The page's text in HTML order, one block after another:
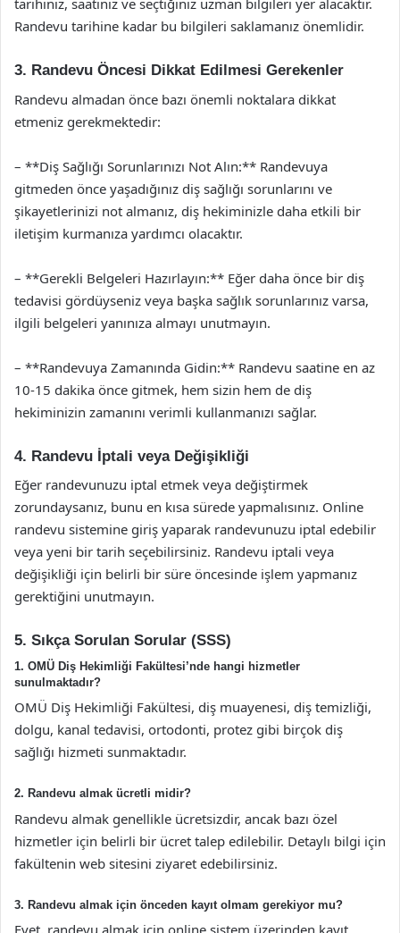
tarihiniz, saatiniz ve seçtiğiniz uzman bilgileri yer alacaktır.
Randevu tarihine kadar bu bilgileri saklamanız önemlidir.
3. Randevu Öncesi Dikkat Edilmesi Gerekenler
Randevu almadan önce bazı önemli noktalara dikkat
etmeniz gerekmektedir:
– **Diş Sağlığı Sorunlarınızı Not Alın:** Randevuya
gitmeden önce yaşadığınız diş sağlığı sorunlarını ve
şikayetlerinizi not almanız, diş hekiminizle daha etkili bir
iletişim kurmanıza yardımcı olacaktır.
– **Gerekli Belgeleri Hazırlayın:** Eğer daha önce bir diş
tedavisi gördüyseniz veya başka sağlık sorunlarınız varsa,
ilgili belgeleri yanınıza almayı unutmayın.
– **Randevuya Zamanında Gidin:** Randevu saatine en az
10-15 dakika önce gitmek, hem sizin hem de diş
hekiminizin zamanını verimli kullanmanızı sağlar.
4. Randevu İptali veya Değişikliği
Eğer randevunuzu iptal etmek veya değiştirmek
zorundaysanız, bunu en kısa sürede yapmalısınız. Online
randevu sistemine giriş yaparak randevunuzu iptal edebilir
veya yeni bir tarih seçebilirsiniz. Randevu iptali veya
değişikliği için belirli bir süre öncesinde işlem yapmanız
gerektiğini unutmayın.
5. Sıkça Sorulan Sorular (SSS)
1. OMÜ Diş Hekimliği Fakültesi’nde hangi hizmetler
sunulmaktadır?
OMÜ Diş Hekimliği Fakültesi, diş muayenesi, diş temizliği,
dolgu, kanal tedavisi, ortodonti, protez gibi birçok diş
sağlığı hizmeti sunmaktadır.
2. Randevu almak ücretli midir?
Randevu almak genellikle ücretsizdir, ancak bazı özel
hizmetler için belirli bir ücret talep edilebilir. Detaylı bilgi için
fakültenin web sitesini ziyaret edebilirsiniz.
3. Randevu almak için önceden kayıt olmam gerekiyor mu?
Evet, randevu almak için online sistem üzerinden kayıt